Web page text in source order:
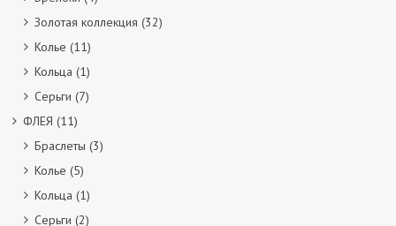
Золотая коллекция (32)
Колье (11)
Кольца (1)
Серьги (7)
ФЛЕЯ (11)
Браслеты (3)
Колье (5)
Кольца (1)
Серьги (2)